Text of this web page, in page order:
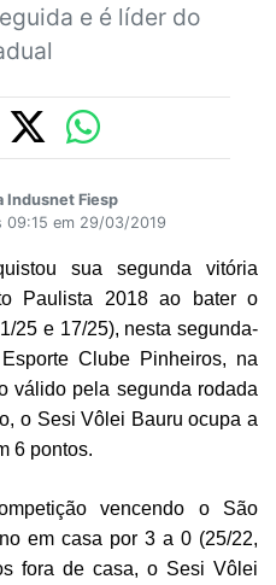
e é líder do
Indusnet Fiesp
09:15 em 29/03/2019
sua segunda vitória
Paulista 2018 ao bater o
25 e 17/25), nesta segunda-
Clube Pinheiros, na
válido pela segunda rodada
o Sesi Vôlei Bauru ocupa a
6 pontos.
vencendo o São
em casa por 3 a 0 (25/22,
fora de casa, o Sesi Vôlei